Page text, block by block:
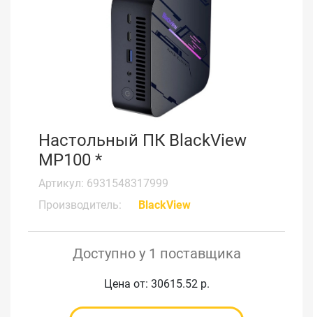
Настольный ПК BlackView
MP100 *
Артикул: 6931548317999
Производитель:
BlackView
Доступно у 1 поставщика
Цена от: 30615.52 р.